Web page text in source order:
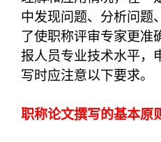
中发现问题、分析问题
了使职称评审专家更准
报人员专业技术水平，
写时应注意以下要求。
职称论文撰写的基本原